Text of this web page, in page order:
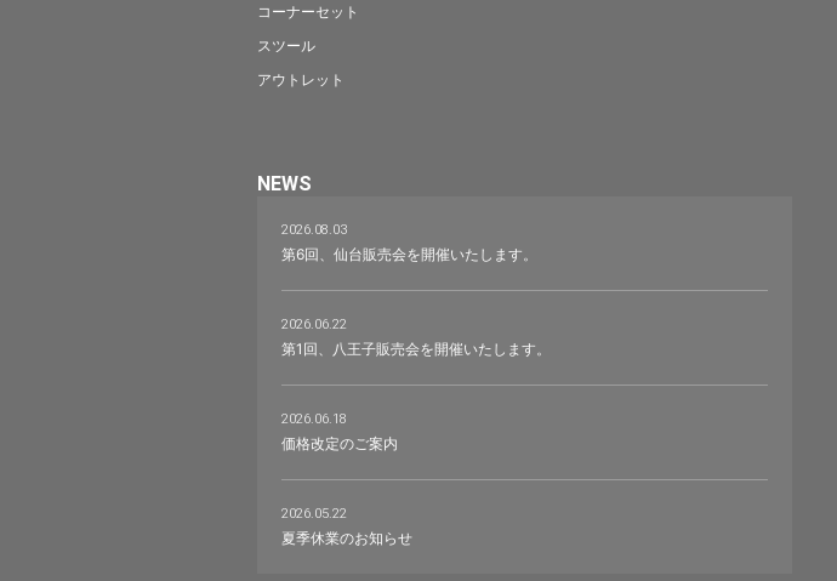
コーナーセット
スツール
アウトレット
NEWS
2026.08.03
第6回、仙台販売会を開催いたします。
2026.06.22
第1回、八王子販売会を開催いたします。
2026.06.18
価格改定のご案内
2026.05.22
夏季休業のお知らせ